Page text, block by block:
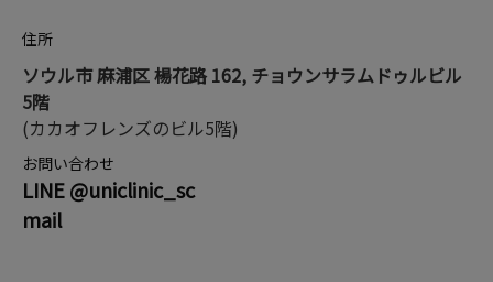
住所
ソウル市 麻浦区 楊花路 162, チョウンサラムドゥルビル
5階
(カカオフレンズのビル5階)
お問い合わせ
LINE @uniclinic_sc
mail